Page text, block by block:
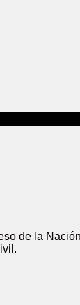
de la